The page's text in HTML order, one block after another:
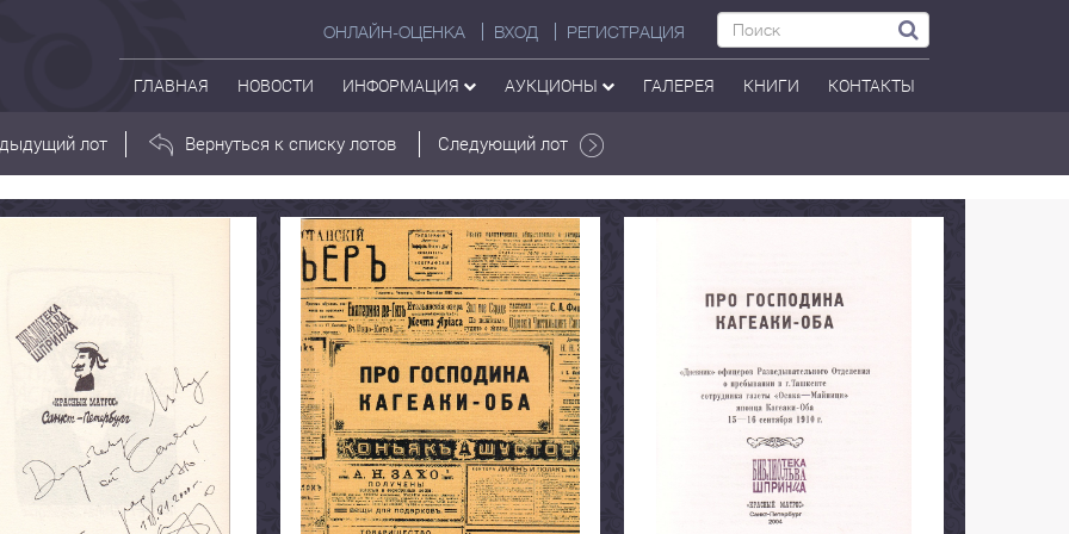
ОНЛАЙН-ОЦЕНКА ВХОД РЕГИСТРАЦИЯ
ГЛАВНАЯ НОВОСТИ ИНФОРМАЦИЯ АУКЦИОНЫ ГАЛЕРЕЯ КНИГИ КОНТАКТЫ
лот Вернуться к списку лотов Следующий лот